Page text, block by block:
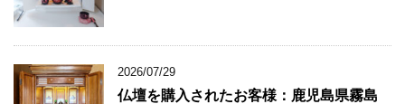
2026/07/29
仏壇を購入されたお客様：鹿児島県霧島